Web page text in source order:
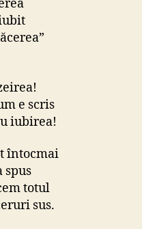
e scris
iubirea!
întocmai
spus
totul
sus.